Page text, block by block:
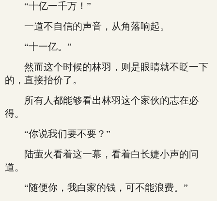
“十亿一千万！”
一道不自信的声音，从角落响起。
“十一亿。”
然而这个时候的林羽，则是眼睛就不眨一下
的，直接抬价了。
所有人都能够看出林羽这个家伙的志在必
得。
“你说我们要不要？”
陆萤火看着这一幕，看着白长婕小声的问
道。
“随便你，我白家的钱，可不能浪费。”